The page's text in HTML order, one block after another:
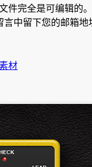
件完全是可编辑的
言中留下您的邮箱